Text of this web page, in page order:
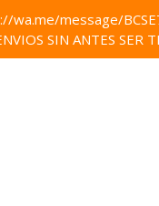
wa.me/message/
SIN ANTES SER